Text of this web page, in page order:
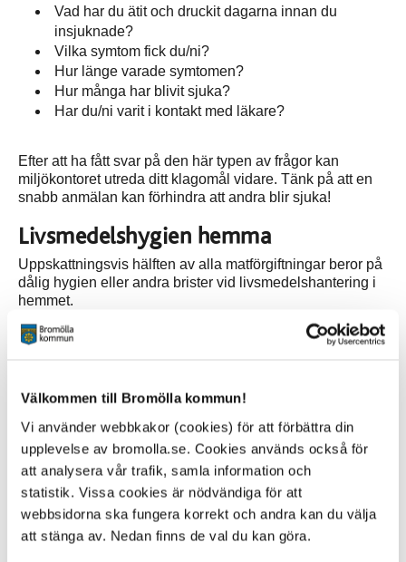
Välkommen till Bromölla kommun!
Vi använder webbkakor (cookies) för att förbättra din
upplevelse av bromolla.se. Cookies används också för
att analysera vår trafik, samla information och
statistik. Vissa cookies är nödvändiga för att
webbsidorna ska fungera korrekt och andra kan du välja
att stänga av. Nedan finns de val du kan göra.
Vad har du ätit och druckit dagarna innan du
insjuknade?
Vilka symtom fick du/ni?
Hur länge varade symtomen?
Hur många har blivit sjuka?
Har du/ni varit i kontakt med läkare?
Efter att ha fått svar på den här typen av frågor kan
miljökontoret utreda ditt klagomål vidare. Tänk på att en
snabb anmälan kan förhindra att andra blir sjuka!
Livsmedelshygien hemma
Uppskattningsvis hälften av alla matförgiftningar beror på
dålig hygien eller andra brister vid livsmedelshantering i
hemmet.
Läs gärna Livsmedelsverkets broschyrer
Säker mat på eget fat
Livsmedelsverkets information om hur du undviker
matförgiftning hemma och på resan
Kontakt